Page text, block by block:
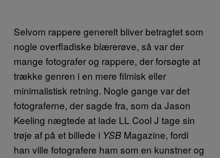
Selvom rappere generelt bliver betragtet som
nogle overfladiske blærerøve, så var der
mange fotografer og rappere, der forsøgte at
trække genren i en mere filmisk eller
minimalistisk retning. Nogle gange var det
fotograferne, der sagde fra, som da Jason
Keeling nægtede at lade LL Cool J tage sin
trøje af på et billede i YSB Magazine, fordi
han ville fotografere ham som en kunstner og